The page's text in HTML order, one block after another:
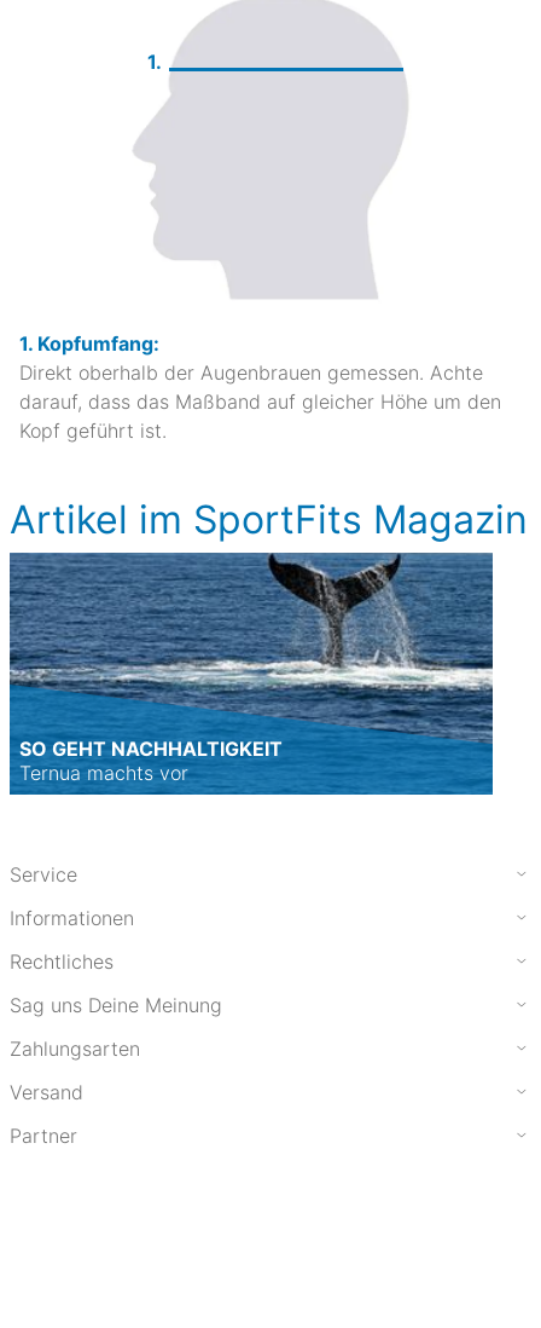
1.
1. Kopfumfang:
Direkt oberhalb der Augenbrauen gemessen. Achte
darauf, dass das Maßband auf gleicher Höhe um den
Kopf geführt ist.
Artikel im SportFits Magazin
SO GEHT NACHHALTIGKEIT
Ternua machts vor
Service
Informationen
Rechtliches
Sag uns Deine Meinung
Zahlungsarten
Versand
Partner